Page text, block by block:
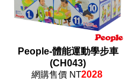
People-體能運動學步車
(CH043)
網購售價 NT2028